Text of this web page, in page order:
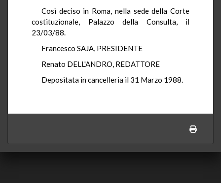
Così deciso in Roma, nella sede della Corte
costituzionale, Palazzo della Consulta, il
23/03/88.
Francesco SAJA, PRESIDENTE
Renato DELL'ANDRO, REDATTORE
Depositata in cancelleria il 31 Marzo 1988.